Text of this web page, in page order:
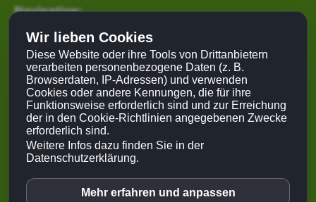
Navigation:
Mein Lebensrad
Kongress
Partner
Netzwerk
Kontakt
Login
© 2023 moni.media |
Wir lieben Cookies
Diese Website oder ihre Tools von Drittanbietern
verarbeiten personenbezogene Daten (z. B.
Browserdaten, IP-Adressen) und verwenden
Cookies oder andere Kennungen, die für ihre
Funktionsweise erforderlich sind und zur Erreichung
der in den Cookie-Richtlinien angegebenen Zwecke
erforderlich sind.
Weitere Infos dazu finden Sie in der
Datenschutzerklärung.
Youtube
Mehr erfahren und anpassen